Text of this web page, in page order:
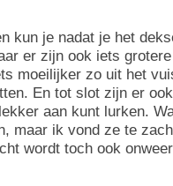
kun je nadat je het
er zijn ook iets
moeilijker zo uit het
En tot slot zijn er
aan kunt lurken.
maar ik vond ze te
wordt toch ook